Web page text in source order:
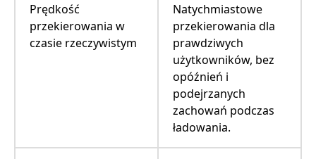
Prędkość
przekierowania w
czasie rzeczywistym
Natychmiastowe
przekierowania dla
prawdziwych
użytkowników, bez
opóźnień i
podejrzanych
zachowań podczas
ładowania.